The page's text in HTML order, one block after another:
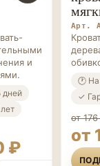
и
дней
₽
Арт.
🕐
✓
от
от